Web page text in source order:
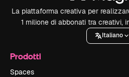
La piattaforma creativa per
1 milione di abbonati tra creativi,
Italiano
Prodotti
Spaces